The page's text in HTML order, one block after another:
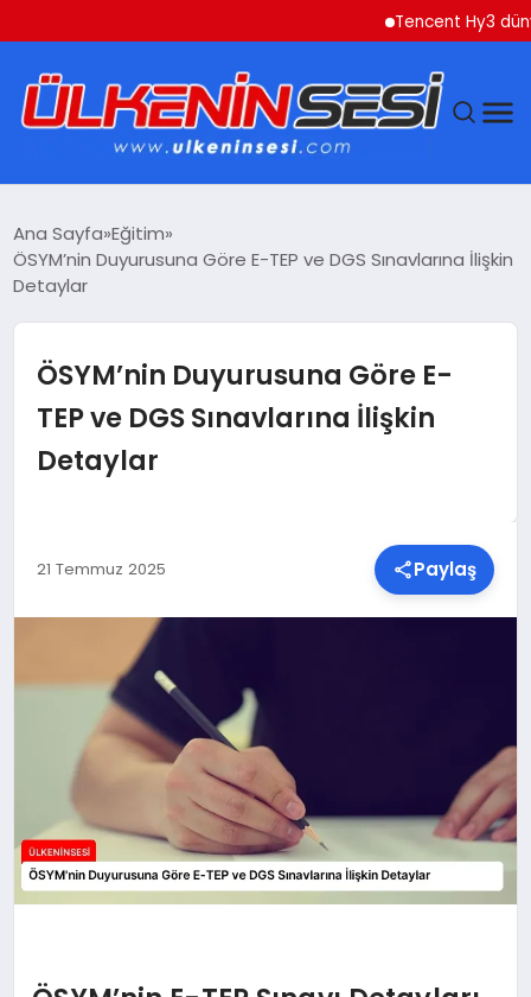
Tencent Hy3 dünya
EKONOMI
SAĞLIK
MALATYA HABERLERI
Ana Sayfa Eğitim
ÖSYM’nin Duyurusuna Göre E-TEP ve DGS Sınavlarına İlişkin
Detaylar
ÖSYM’nin Duyurusuna Göre E-
TEP ve DGS Sınavlarına İlişkin
Detaylar
21 Temmuz 2025 Paylaş